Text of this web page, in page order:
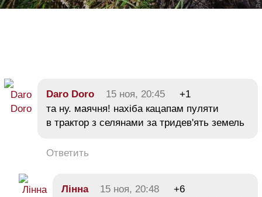
Daro Doro 15 ноя, 20:45
+1
та ну. маячня! нахіба кацапам пуляти
в трактор з селянами за тридев'ять земель
Ответить
Лінна 15 ноя, 20:48
+6